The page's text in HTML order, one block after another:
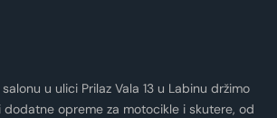
u ulici Prilaz Vala 13 u Labinu držimo
dodatne opreme za motocikle i skutere, od